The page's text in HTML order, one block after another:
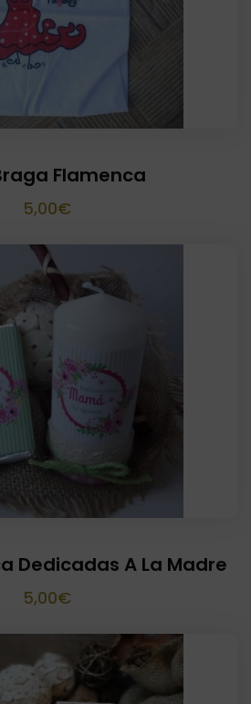
Flamenca
5,00€
Dedicadas A La Madre
5,00€